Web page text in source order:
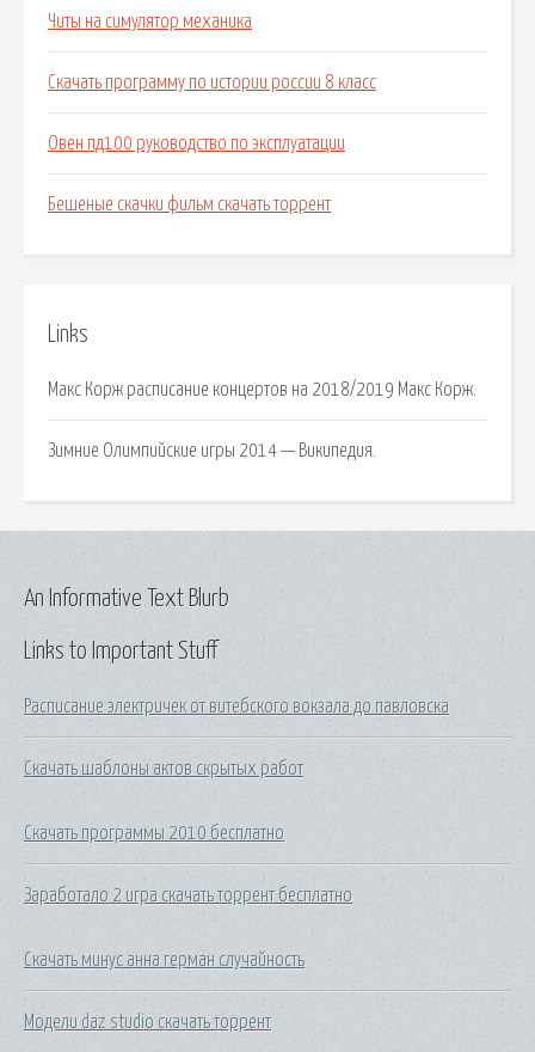
Читы на симулятор механика
Скачать программу по истории россии 8 класс
Овен пд100 руководство по эксплуатации
Бешеные скачки фильм скачать торрент
Links
Макс Корж расписание концертов на 2018/2019 Макс Корж.
Зимние Олимпийские игры 2014 — Википедия.
Links to Important Stuff
Расписание электричек от витебского вокзала до павловска
Скачать шаблоны актов скрытых работ
Скачать программы 2010 бесплатно
Заработало 2 игра скачать торрент бесплатно
Скачать минус анна герман случайность
Модели daz studio скачать торрент
An Informative Text Blurb